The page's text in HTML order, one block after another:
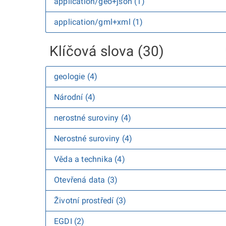
application/gml+xml (1)
Klíčová slova (30)
geologie (4)
Národní (4)
nerostné suroviny (4)
Nerostné suroviny (4)
Věda a technika (4)
Otevřená data (3)
Životní prostředí (3)
EGDI (2)